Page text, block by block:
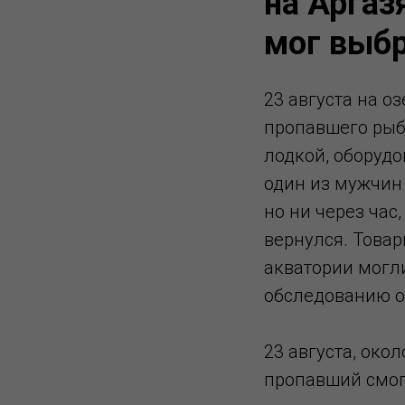
мог
23 августа на
пропавшего
лодкой,
один из мужчин
но ни через
вернулся.
акватории
обследованию
23 августа,
пропавший